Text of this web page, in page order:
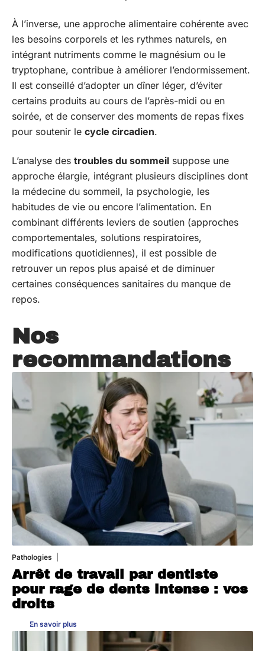
À l’inverse, une approche alimentaire cohérente avec
les besoins corporels et les rythmes naturels, en
intégrant nutriments comme le magnésium ou le
tryptophane, contribue à améliorer l’endormissement.
Il est conseillé d’adopter un dîner léger, d’éviter
certains produits au cours de l’après-midi ou en
soirée, et de conserver des moments de repas fixes
pour soutenir le cycle circadien.
L’analyse des troubles du sommeil suppose une
approche élargie, intégrant plusieurs disciplines dont
la médecine du sommeil, la psychologie, les
habitudes de vie ou encore l’alimentation. En
combinant différents leviers de soutien (approches
comportementales, solutions respiratoires,
modifications quotidiennes), il est possible de
retrouver un repos plus apaisé et de diminuer
certaines conséquences sanitaires du manque de
repos.
Nos
recommandations
Pathologies
Arrêt de travail par dentiste
pour rage de dents intense : vos
droits
En savoir plus